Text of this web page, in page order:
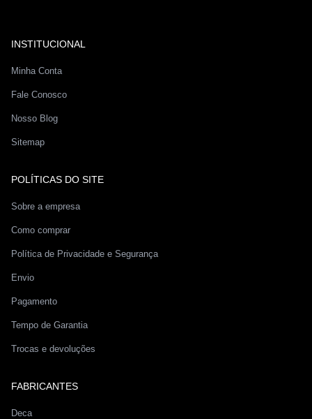
INSTITUCIONAL
Minha Conta
Fale Conosco
Nosso Blog
Sitemap
POLÍTICAS DO SITE
Sobre a empresa
Como comprar
Política de Privacidade e Segurança
Envio
Pagamento
Tempo de Garantia
Trocas e devoluções
FABRICANTES
Deca